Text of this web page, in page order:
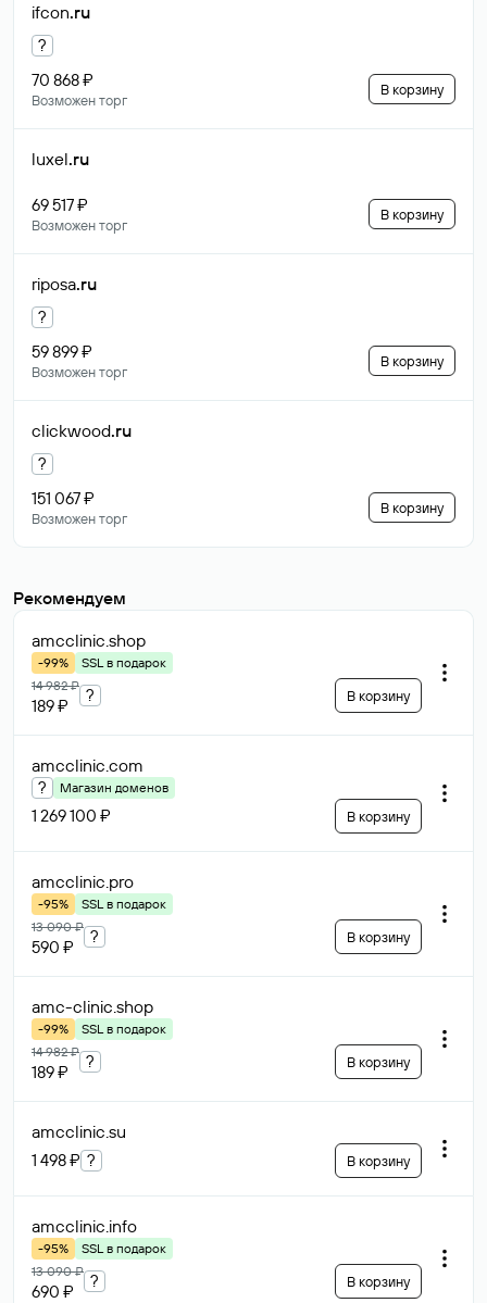
ifcon.ru
?
70 868 ₽
Возможен торг
В корзину
luxel.ru
69 517 ₽
Возможен торг
В корзину
riposa.ru
?
59 899 ₽
Возможен торг
В корзину
clickwood.ru
?
151 067 ₽
Возможен торг
В корзину
Рекомендуем
amcclinic.shop
-99%
SSL в подарок
14 982 ₽
189 ₽
? В корзину
amcclinic.com
? Магазин доменов
1 269 100 ₽ В корзину
amcclinic.pro
-95%
SSL в подарок
13 090 ₽
590 ₽
? В корзину
amc-clinic.shop
-99%
SSL в подарок
14 982 ₽
189 ₽
? В корзину
amcclinic.su
1 498 ₽ ? В корзину
amcclinic.info
-95%
SSL в подарок
13 090 ₽
690 ₽
? В корзину